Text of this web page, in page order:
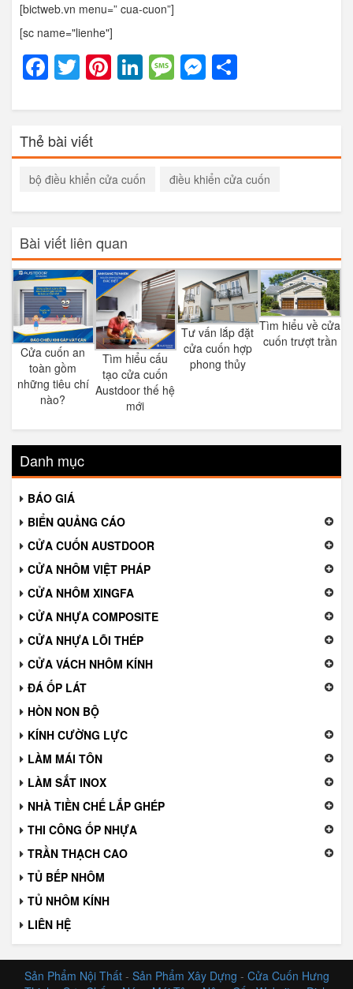
[bictweb.vn menu=” cua-cuon”]
[sc name="lienhe"]
Facebook
Twitter
Pinterest
LinkedIn
Message
Messenger
Thẻ bài viết
bộ điều khiển cửa cuốn điều khiển cửa cuốn
Bài viết liên quan
Cửa cuốn an
toàn gồm
những tiêu chí
nào?
Tìm hiểu cấu
tạo cửa cuốn
Austdoor thế hệ
mới
Tư vấn lắp đặt
cửa cuốn hợp
phong thủy
Tìm hiểu về cửa
cuốn trượt trần
Danh mục
BÁO GIÁ
BIỂN QUẢNG CÁO
CỬA CUỐN AUSTDOOR
CỬA NHÔM VIỆT PHÁP
CỬA NHÔM XINGFA
CỬA NHỰA COMPOSITE
CỬA NHỰA LÕI THÉP
CỬA VÁCH NHÔM KÍNH
ĐÁ ỐP LÁT
HÒN NON BỘ
KÍNH CƯỜNG LỰC
LÀM MÁI TÔN
LÀM SẮT INOX
NHÀ TIỀN CHẾ LẮP GHÉP
THI CÔNG ỐP NHỰA
TRẦN THẠCH CAO
TỦ BẾP NHÔM
TỦ NHÔM KÍNH
LIÊN HỆ
Sản Phẩm Nội Thất- Sản Phẩm Xây Dựng - Cửa Cuốn Hưng